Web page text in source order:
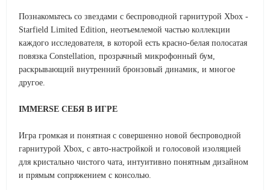
Познакомьтесь со звездами с беспроводной гарнитурой Xbox -
Starfield Limited Edition, неотъемлемой частью коллекции
каждого исследователя, в которой есть красно-белая полосатая
повязка Constellation, прозрачный микрофонный бум,
раскрывающий внутренний бронзовый динамик, и многое
другое.
IMMERSE СЕБЯ В ИГРЕ
Игра громкая и понятная с совершенно новой беспроводной
гарнитурой Xbox, с авто-настройкой и голосовой изоляцией
для кристально чистого чата, интуитивно понятным дизайном
и прямым сопряжением с консолью.